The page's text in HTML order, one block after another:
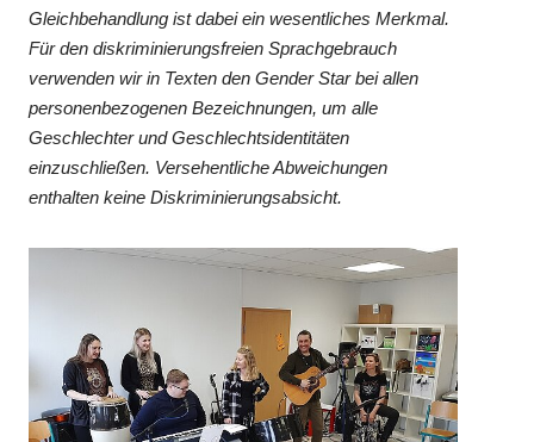
Gleichbehandlung ist dabei ein wesentliches Merkmal.
Für den diskriminierungsfreien Sprachgebrauch
verwenden wir in Texten den Gender Star bei allen
personenbezogenen Bezeichnungen, um alle
Geschlechter und Geschlechtsidentitäten
einzuschließen. Versehentliche Abweichungen
enthalten keine Diskriminierungsabsicht.